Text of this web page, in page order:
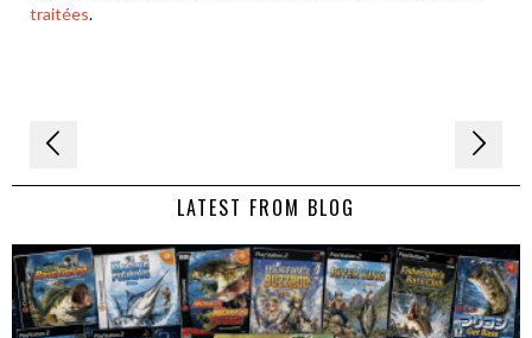
traitées.
Navigation
de LATEST FROM BLOG